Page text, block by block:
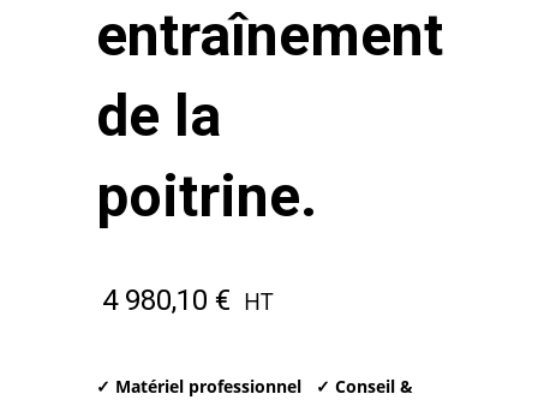
entraînement
de la
poitrine.
4 980,10 € HT
✓ Matériel professionnel
✓ Conseil &